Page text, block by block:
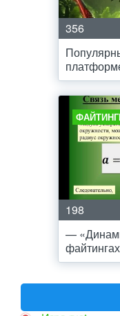
356
198
—
файтингах